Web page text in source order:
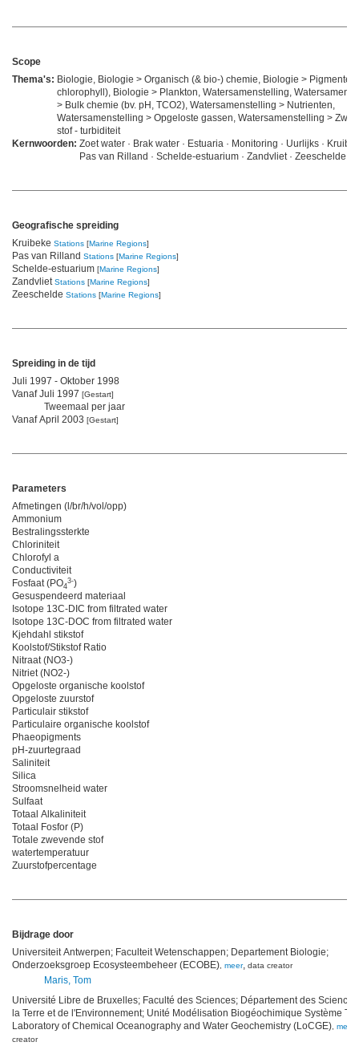
Scope
Thema's: Biologie, Biologie > Organisch (& bio-) chemie, Biologie > Pigmenten
chlorophyll), Biologie > Plankton, Watersamenstelling,
> Bulk chemie (bv. pH, TCO2), Watersamenstelling > Nutrienten,
Watersamenstelling > Opgeloste gassen, Watersamenstelling >
stof - turbiditeit
Kernwoorden: Zoet water · Brak water · Estuaria · Monitoring · Uurlijks ·
Pas van Rilland · Schelde-estuarium · Zandvliet · Zeeschelde
Geografische spreiding
Kruibeke Stations [Marine Regions]
Pas van Rilland Stations [Marine Regions]
Schelde-estuarium [Marine Regions]
ZandvlietStations [Marine Regions]
Zeeschelde Stations [Marine Regions]
Spreiding in de tijd
Juli 1997 - Oktober 1998
Vanaf Juli 1997 [Gestart]
Tweemaal per jaar
Vanaf April 2003 [Gestart]
Parameters
Afmetingen (l/br/h/vol/opp)
Ammonium
Bestralingssterkte
Chloriniteit
Chlorofyl a
Conductiviteit
Fosfaat (PO4
3-)
Gesuspendeerd materiaal
Isotope 13C-DIC from filtrated water
Isotope 13C-DOC from filtrated water
Kjehdahl stikstof
Koolstof/Stikstof Ratio
Nitraat (NO3-)
Nitriet (NO2-)
Opgeloste organische koolstof
Opgeloste zuurstof
Particulair stikstof
Particulaire organische koolstof
Phaeopigments
pH-zuurtegraad
Saliniteit
Silica
Stroomsnelheid water
Sulfaat
Totaal Alkaliniteit
Totaal Fosfor (P)
Totale zwevende stof
watertemperatuur
Zuurstofpercentage
Bijdrage door
Universiteit Antwerpen; Faculteit Wetenschappen; Departement Biologie;
Onderzoeksgroep Ecosysteembeheer (ECOBE), meer, data creator
Maris, Tom
Université Libre de Bruxelles; Faculté des Sciences; Département des
la Terre et de l'Environnement; Unité Modélisation Biogéochimique Système
Laboratory of Chemical Oceanography and Water Geochemistry (LoCGE), meer
creator